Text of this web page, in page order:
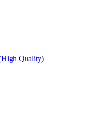
Quality)